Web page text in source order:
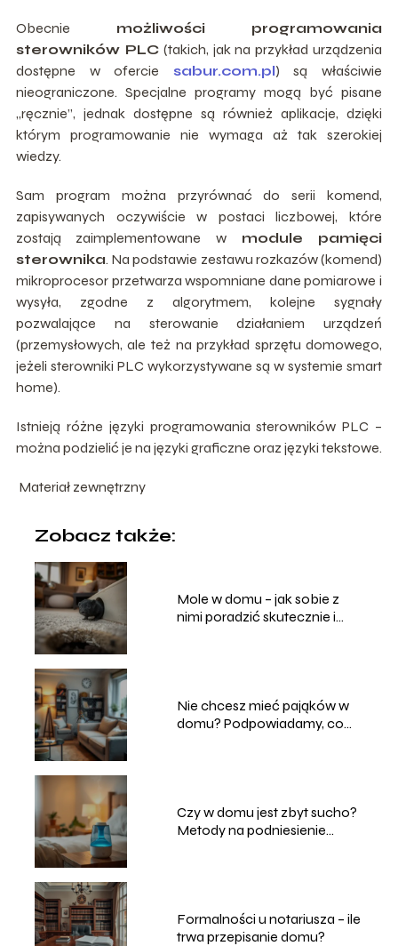
Obecnie możliwości programowania
sterowników PLC(takich, jak na przykład urządzenia
dostępne w ofercie sabur.com.pl) są właściwie
nieograniczone. Specjalne programy mogą być pisane
„ręcznie”, jednak dostępne są również aplikacje, dzięki
którym programowanie nie wymaga aż tak szerokiej
wiedzy.
Sam program można przyrównać do serii komend,
zapisywanych oczywiście w postaci liczbowej, które
zostają zaimplementowane w module pamięci
sterownika. Na podstawie zestawu rozkazów (komend)
mikroprocesor przetwarza wspomniane dane pomiarowe i
wysyła, zgodne z algorytmem, kolejne sygnały
pozwalające na sterowanie działaniem urządzeń
(przemysłowych, ale też na przykład sprzętu domowego,
jeżeli sterowniki PLC wykorzystywane są w systemie smart
home).
Istnieją różne języki programowania sterowników PLC –
można podzielić je na języki graficzne oraz języki tekstowe.
Materiał zewnętrzny
Zobacz także:
Mole w domu – jak sobie z
nimi poradzić skutecznie i
Nie chcesz mieć pająków w
domu? Podpowiadamy, co
Czy w domu jest zbyt sucho?
Metody na podniesienie
Formalności u notariusza – ile
trwa przepisanie domu?